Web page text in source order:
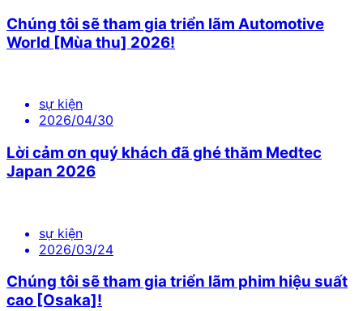
Chúng tôi sẽ tham gia triển lãm Automotive
World [Mùa thu] 2026!
sự kiện
2026/04/30
Lời cảm ơn quý khách đã ghé thăm Medtec
Japan 2026
sự kiện
2026/03/24
Chúng tôi sẽ tham gia triển lãm phim hiệu suất
cao [Osaka]!